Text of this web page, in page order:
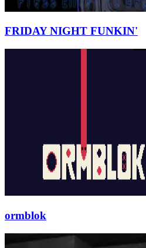
FRIDAY NIGHT FUNKIN'
ormblok